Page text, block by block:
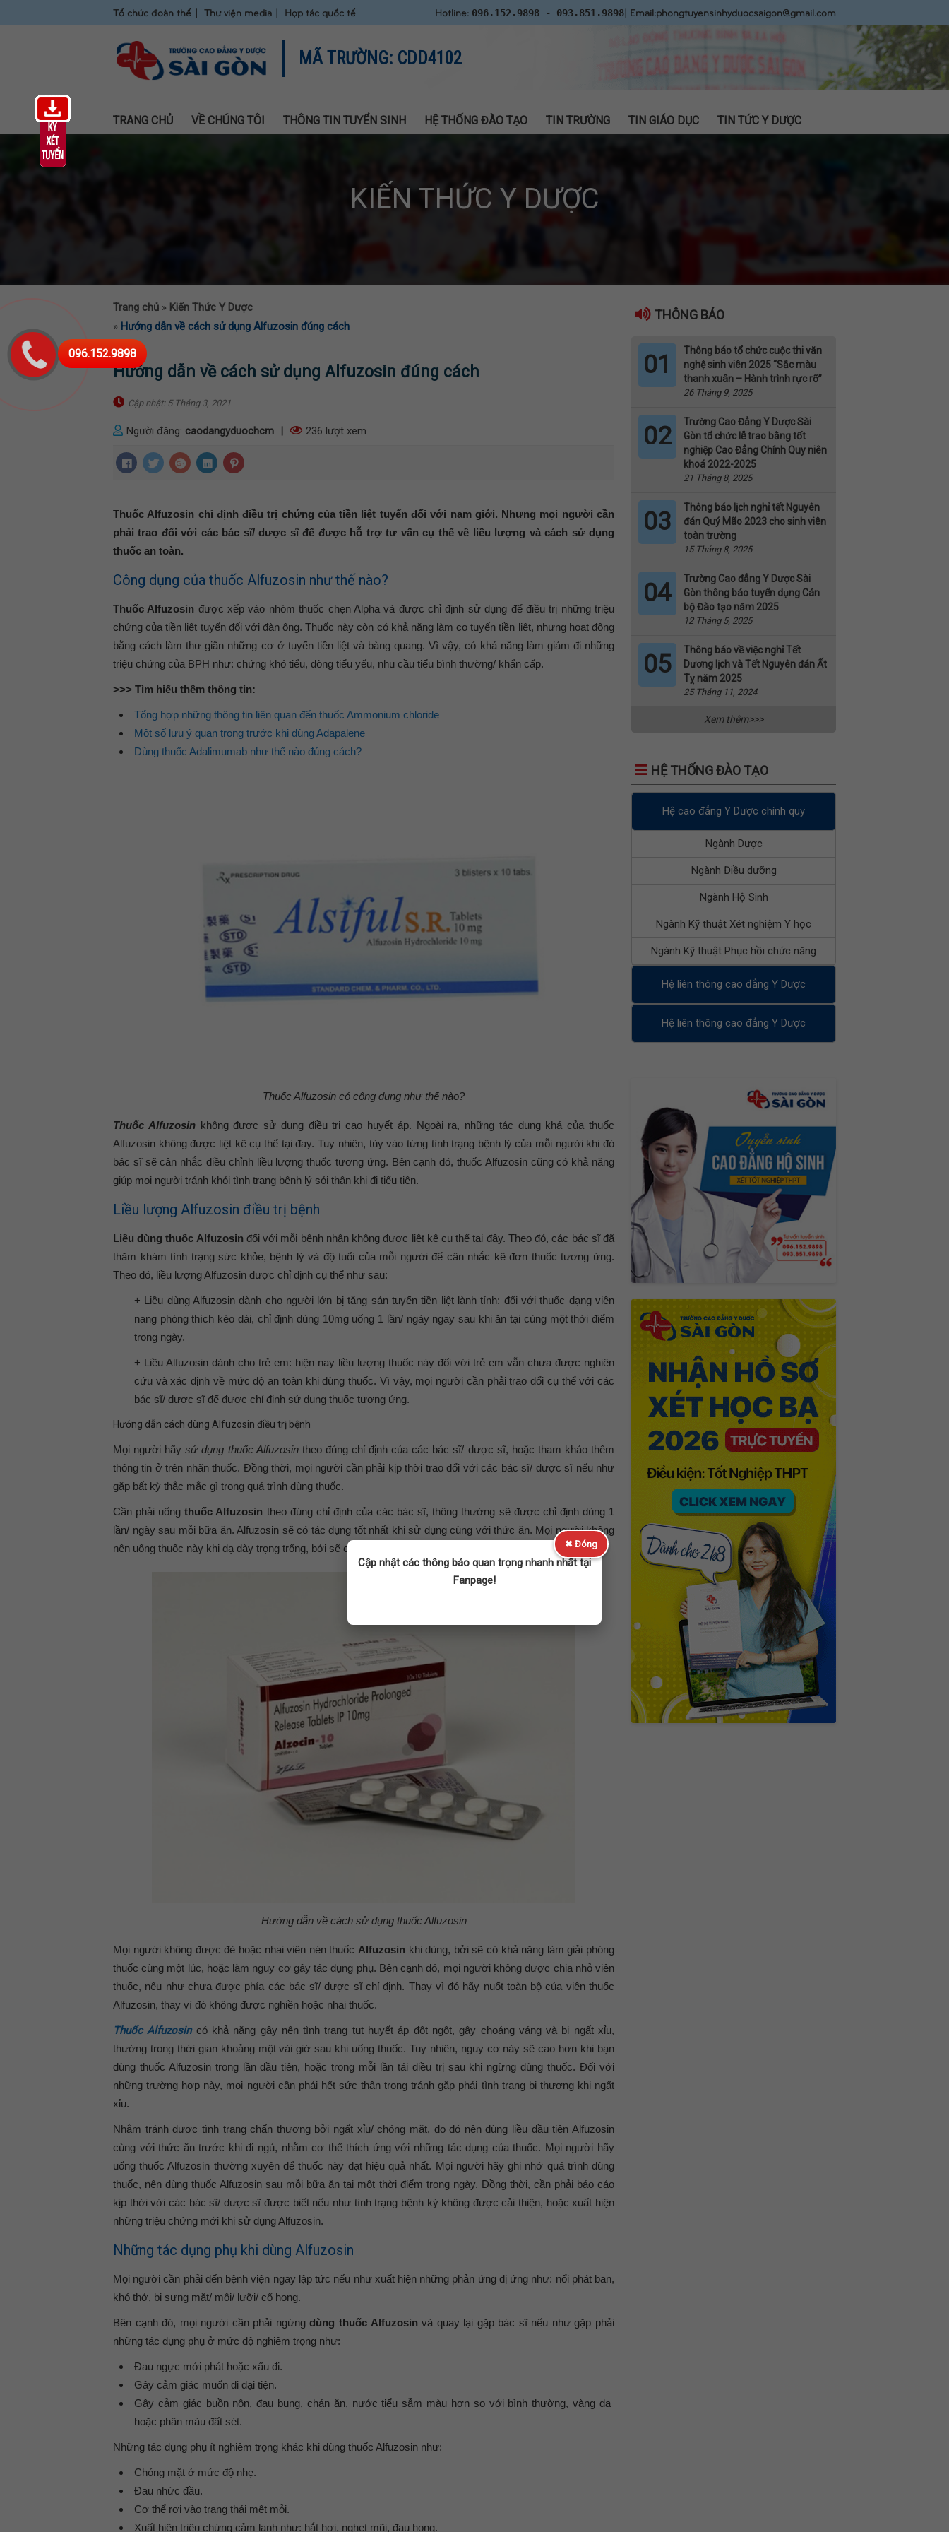
Tổ chức đoàn thể Thư viện media Hợp tác quốc tế Hotline: 096.152.9898 - 093.851.9898| Email:phongtuyensinhyduocsaigon@gmail.com
MÃ TRƯỜNG: CDD4102
TRANG CHỦ VỀ CHÚNG TÔI THÔNG TIN TUYỂN SINH HỆ THỐNG ĐÀO TẠO TIN TRƯỜNG TIN GIÁO DỤC TIN TỨC Y DƯỢC
096.152.9898
KIẾN THỨC Y DƯỢC
Trang chủ » Kiến Thức Y Dược
» Hướng dẫn về cách sử dụng Alfuzosin đúng cách
Hướng dẫn về cách sử dụng Alfuzosin đúng cách
Cập nhật: 5 Tháng 3, 2021
Người đăng: caodangyduochcm 236 lượt xem
Thuốc Alfuzosin chỉ định điều trị chứng của tiền liệt tuyến đối với nam giới. Nhưng mọi người cần
phải trao đổi với các bác sĩ/ dược sĩ để được hỗ trợ tư vấn cụ thể về liều lượng và cách sử dụng
thuốc an toàn.
Công dụng của thuốc Alfuzosin như thế nào?
Thuốc Alfuzosin được xếp vào nhóm thuốc chẹn Alpha và được chỉ định sử dụng để điều trị những triệu
chứng của tiền liệt tuyến đối với đàn ông. Thuốc này còn có khả năng làm co tuyến tiền liệt, nhưng hoạt động
bằng cách làm thư giãn những cơ ở tuyến tiền liệt và bàng quang. Vì vậy, có khả năng làm giảm đi những
triệu chứng của BPH như: chứng khó tiểu, dòng tiểu yếu, nhu cầu tiểu bình thường/ khẩn cấp.
>>> Tìm hiểu thêm thông tin:
Tổng hợp những thông tin liên quan đến thuốc Ammonium chloride
Một số lưu ý quan trọng trước khi dùng Adapalene
Dùng thuốc Adalimumab như thế nào đúng cách?
Thuốc Alfuzosin có công dụng như thế nào?
Thuốc Alfuzosinkhông được sử dụng điều trị cao huyết áp. Ngoài ra, những tác dụng khá của thuốc
Alfuzosin không được liệt kê cụ thể tại đay. Tuy nhiên, tùy vào từng tình trạng bệnh lý của mỗi người khi đó
bác sĩ sẽ cân nhắc điều chỉnh liều lượng thuốc tương ứng. Bên cạnh đó, thuốc Alfuzosin cũng có khả năng
giúp mọi người tránh khỏi tình trạng bệnh lý sỏi thận khi đi tiểu tiện.
Liều lượng Alfuzosin điều trị bệnh
Liều dùng thuốc Alfuzosin đối với mỗi bệnh nhân không được liệt kê cụ thể tại đây. Theo đó, các bác sĩ đã
thăm khám tình trạng sức khỏe, bệnh lý và độ tuổi của mỗi người để cân nhắc kê đơn thuốc tương ứng.
Theo đó, liều lượng Alfuzosin được chỉ định cụ thể như sau:
+ Liều dùng Alfuzosin dành cho người lớn bị tăng sản tuyến tiền liệt lành tính: đối với thuốc dạng viên
nang phóng thích kéo dài, chỉ định dùng 10mg uống 1 lần/ ngày ngay sau khi ăn tại cùng một thời điểm
trong ngày.
+ Liều Alfuzosin dành cho trẻ em: hiện nay liều lượng thuốc này đối với trẻ em vẫn chưa được nghiên
cứu và xác định về mức độ an toàn khi dùng thuốc. Vì vậy, mọi người cần phải trao đổi cụ thể với các
bác sĩ/ dược sĩ để được chỉ định sử dụng thuốc tương ứng.
Hướng dẫn cách dùng Alfuzosin điều trị bệnh
Mọi người hãysử dụng thuốc Alfuzosintheo đúng chỉ định của các bác sĩ/ dược sĩ, hoặc tham khảo thêm
thông tin ở trên nhãn thuốc. Đồng thời, mọi người cần phải kịp thời trao đổi với các bác sĩ/ dược sĩ nếu như
gặp bất kỳ thắc mắc gì trong quá trình dùng thuốc.
Cần phải uốngthuốc Alfuzosin theo đúng chỉ định của các bác sĩ, thông thường sẽ được chỉ định dùng 1
lần/ ngày sau mỗi bữa ăn. Alfuzosin sẽ có tác dụng tốt nhất khi sử dụng cùng với thức ăn. Mọi người không
nên uống thuốc này khi dạ dày trọng trống, bởi sẽ có khả năng làm giảm đi tác dụng của thuốc.
Hướng dẫn về cách sử dụng thuốc Alfuzosin
Mọi người không được đè hoặc nhai viên nén thuốc Alfuzosin khi dùng, bởi sẽ có khả năng làm giải phóng
thuốc cùng một lúc, hoặc làm nguy cơ gây tác dụng phụ. Bên cạnh đó, mọi người không được chia nhỏ viên
thuốc, nếu như chưa được phía các bác sĩ/ dược sĩ chỉ định. Thay vì đó hãy nuốt toàn bộ của viên thuốc
Alfuzosin, thay vì đó không được nghiền hoặc nhai thuốc.
Thuốc Alfuzosincó khả năng gây nên tình trạng tụt huyết áp đột ngột, gây choáng váng và bị ngất xỉu,
thường trong thời gian khoảng một vài giờ sau khi uống thuốc. Tuy nhiên, nguy cơ này sẽ cao hơn khi bạn
dùng thuốc Alfuzosin trong lần đầu tiên, hoặc trong mỗi lần tái điều trị sau khi ngừng dùng thuốc. Đối với
những trường hợp này, mọi người cần phải hết sức thận trọng tránh gặp phải tình trạng bị thương khi ngất
xỉu.
Nhằm tránh được tình trạng chấn thương bởi ngất xỉu/ chóng mặt, do đó nên dùng liều đầu tiên Alfuzosin
cùng với thức ăn trước khi đi ngủ, nhằm cơ thể thích ứng với những tác dụng của thuốc. Mọi người hãy
uống thuốc Alfuzosin thường xuyên để thuốc này đạt hiệu quả nhất. Mọi người hãy ghi nhớ quá trình dùng
thuốc, nên dùng thuốc Alfuzosin sau mỗi bữa ăn tại một thời điểm trong ngày. Đồng thời, cần phải báo cáo
kịp thời với các bác sĩ/ dược sĩ được biết nếu như tình trạng bệnh ký không được cải thiện, hoặc xuất hiện
những triệu chứng mới khi sử dụng Alfuzosin.
Những tác dụng phụ khi dùng Alfuzosin
Mọi người cần phải đến bệnh viện ngay lập tức nếu như xuất hiện những phản ứng dị ứng như: nổi phát ban,
khó thở, bị sưng mặt/ môi/ lưỡi/ cổ họng.
Bên cạnh đó, mọi người cần phải ngừngdùng thuốc Alfuzosin và quay lại gặp bác sĩ nếu như gặp phải
những tác dụng phụ ở mức độ nghiêm trọng như:
Đau ngực mới phát hoặc xấu đi.
Gây cảm giác muốn đi đại tiện.
Gây cảm giác buồn nôn, đau bụng, chán ăn, nước tiểu sẫm màu hơn so với bình thường, vàng da
hoặc phân màu đất sét.
Những tác dụng phụ ít nghiêm trọng khác khi dùng thuốc Alfuzosin như:
Chóng mặt ở mức độ nhẹ.
Đau nhức đầu.
Cơ thể rơi vào trạng thái mệt mỏi.
Xuất hiện triệu chứng cảm lạnh như: hắt hơi, nghẹt mũi, đau họng.
THÔNG BÁO
01
Thông báo tổ chức cuộc thi văn
nghệ sinh viên 2025 “Sắc màu
thanh xuân – Hành trình rực rỡ”
26 Tháng 9, 2025
02
Trường Cao Đẳng Y Dược Sài
Gòn tổ chức lễ trao bằng tốt
nghiệp Cao Đẳng Chính Quy niên
khoá 2022-2025
21 Tháng 8, 2025
03
Thông báo lịch nghỉ tết Nguyên
đán Quý Mão 2023 cho sinh viên
toàn trường
15 Tháng 8, 2025
04
Trường Cao đẳng Y Dược Sài
Gòn thông báo tuyển dụng Cán
bộ Đào tạo năm 2025
12 Tháng 5, 2025
05
Thông báo về việc nghỉ Tết
Dương lịch và Tết Nguyên đán Ất
Tỵ năm 2025
25 Tháng 11, 2024
Xem thêm>>>
HỆ THỐNG ĐÀO TẠO
Hệ cao đẳng Y Dược chính quy
Ngành Dược
Ngành Điều dưỡng
Ngành Hộ Sinh
Ngành Kỹ thuật Xét nghiệm Y học
Ngành Kỹ thuật Phục hồi chức năng
Hệ liên thông cao đẳng Y Dược
Hệ liên thông cao đẳng Y Dược
✖ Đóng
Cập nhật các thông báo quan trọng nhanh nhất tại
Fanpage!